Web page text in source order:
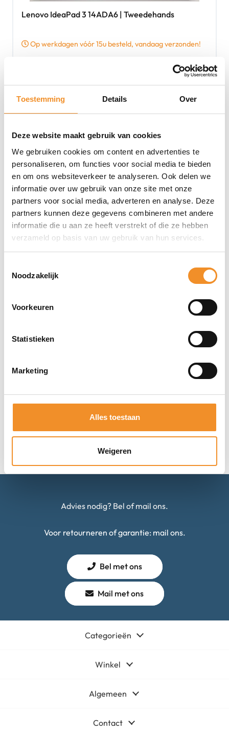
Toestemming Details Over
Deze website maakt gebruik van cookies
We gebruiken cookies om content en advertenties te
personaliseren, om functies voor social media te bieden
en om ons websiteverkeer te analyseren. Ook delen we
informatie over uw gebruik van onze site met onze
partners voor social media, adverteren en analyse. Deze
partners kunnen deze gegevens combineren met andere
informatie die u aan ze heeft verstrekt of die ze hebben
verzameld op basis van uw gebruik van hun services.
Noodzakelijk
Voorkeuren
Statistieken
Marketing
Alles toestaan
Weigeren
Lenovo IdeaPad 3 14ADA6 | Tweedehands
Op werkdagen vóór 15u besteld, vandaag verzonden!
Toevoegen aan winkelwagen
Lenovo ideapad S340-14API | Tweedehands
Op werkdagen vóór 15u besteld, vandaag verzonden!
Advies nodig? Bel of mail ons.
Voor retourneren of garantie: mail ons.
Bel met ons
Mail met ons
Categorieën
Winkel
Algemeen
Contact